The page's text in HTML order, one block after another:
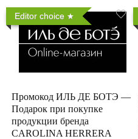
Editor choice
Промокод ИЛЬ ДЕ БОТЭ —
Подарок при покупке
продукции бренда
CAROLINA HERRERA